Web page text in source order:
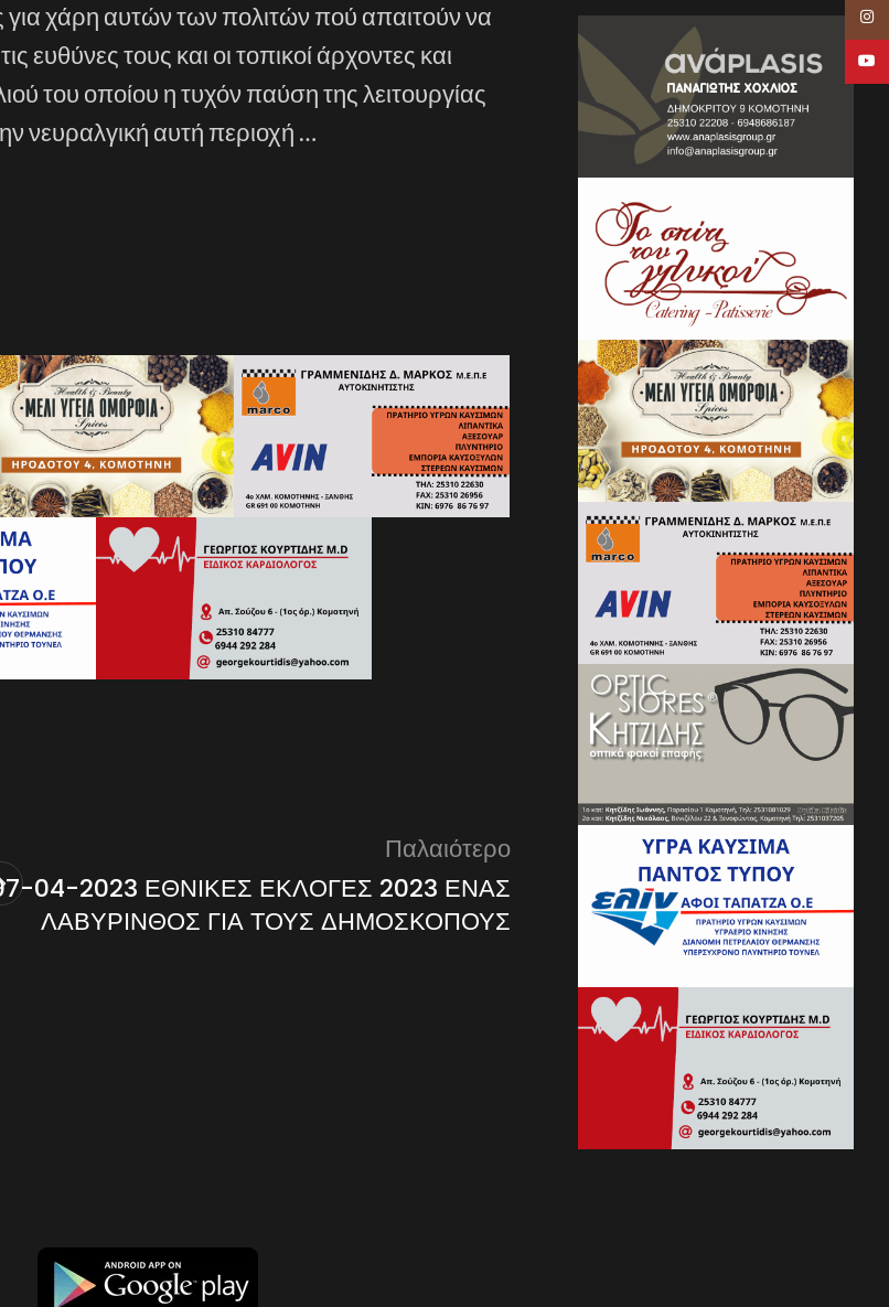
για χάρη αυτών των πολιτών πού απαιτούν να
ευθύνες τους και οι τοπικοί άρχοντες και
του οποίου η τυχόν παύση της λειτουργίας
νευραλγική αυτή περιοχή …
Παλαιότερο
04-2023 ΕΘΝΙΚΕΣ ΕΚΛΟΓΕΣ 2023 ΕΝΑΣ
ΛΑΒΥΡΙΝΘΟΣ ΓΙΑ ΤΟΥΣ ΔΗΜΟΣΚΟΠΟΥΣ